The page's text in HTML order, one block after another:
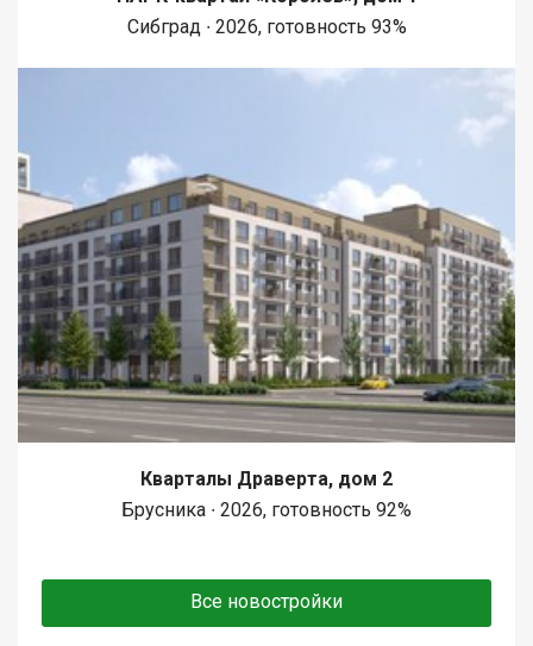
Сибград ∙ 2026, готовность 93%
Кварталы Драверта, дом 2
Брусника ∙ 2026, готовность 92%
Все новостройки